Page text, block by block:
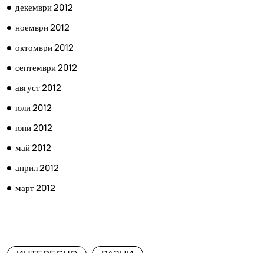
декември 2012
ноември 2012
октомври 2012
септември 2012
август 2012
юли 2012
юни 2012
май 2012
април 2012
март 2012